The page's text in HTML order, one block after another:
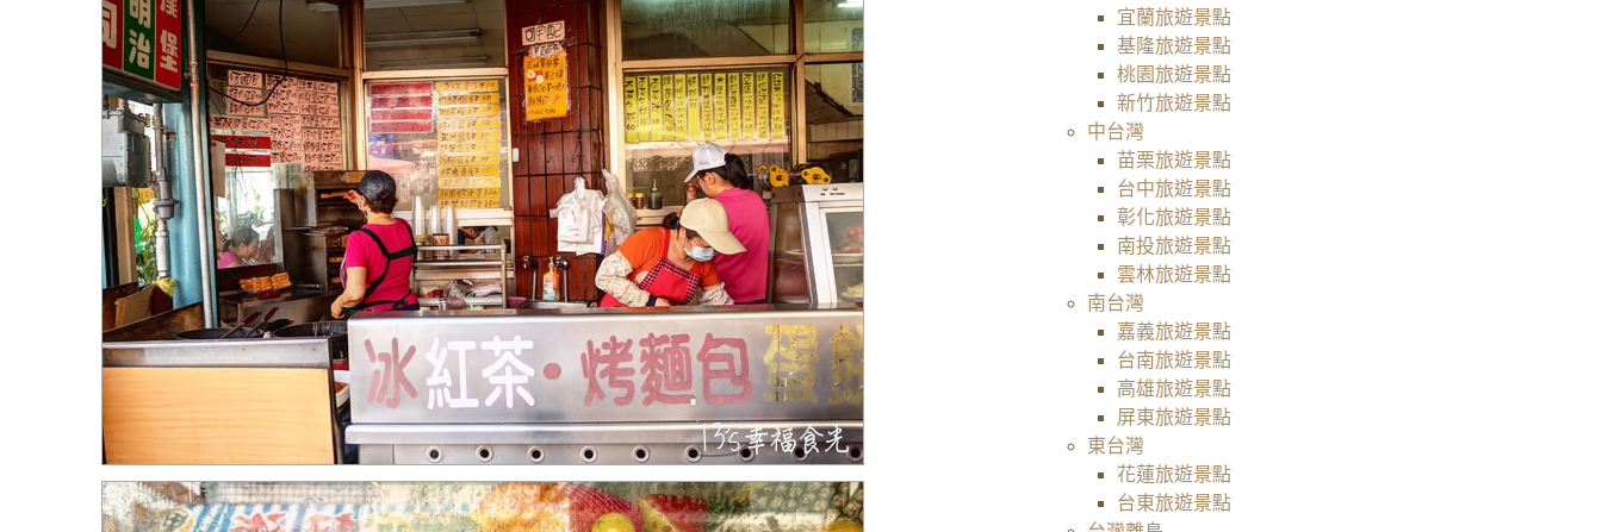
宜蘭旅遊景點
基隆旅遊景點
桃園旅遊景點
新竹旅遊景點
中台灣
苗栗旅遊景點
台中旅遊景點
彰化旅遊景點
南投旅遊景點
雲林旅遊景點
南台灣
嘉義旅遊景點
台南旅遊景點
高雄旅遊景點
屏東旅遊景點
東台灣
花蓮旅遊景點
台東旅遊景點